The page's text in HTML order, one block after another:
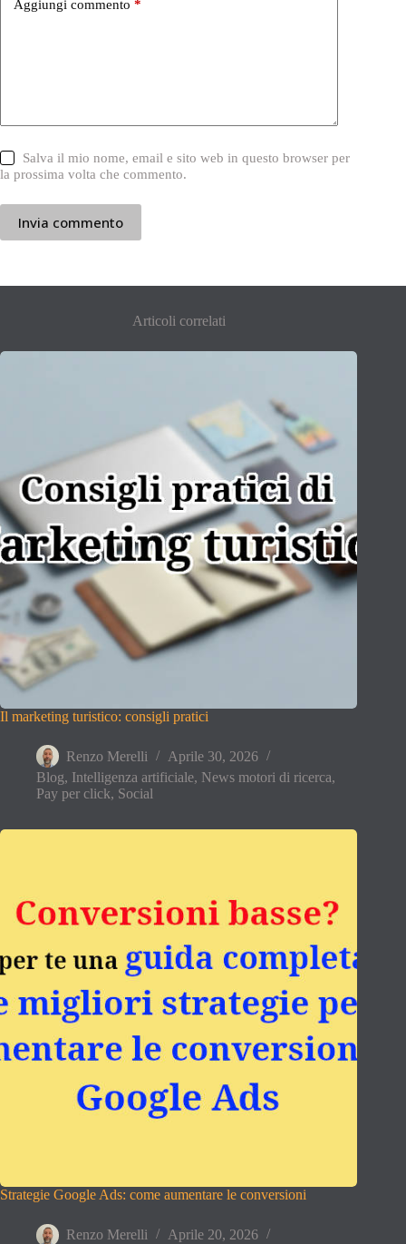
Aggiungi commento *
Salva il mio nome, email e sito web in questo browser per
la prossima volta che commento.
Invia commento
Articoli correlati
Il marketing turistico: consigli pratici
Renzo Merelli
Aprile 30, 2026
Blog, Intelligenza artificiale, News motori di ricerca,
Pay per click, Social
Strategie Google Ads: come aumentare le conversioni
Renzo Merelli
Aprile 20, 2026